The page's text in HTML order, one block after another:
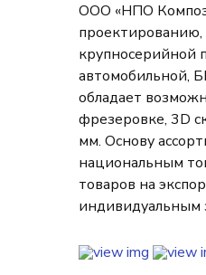
ООО «НПО
крупносерийной
автомобильной,
обладает
фрезеровке, 3D
мм. Основу
национальным
товаров на
индивидуальным